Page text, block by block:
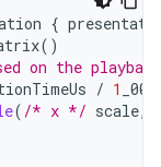
{
()
on the
/ 1
( /* x */ scale,